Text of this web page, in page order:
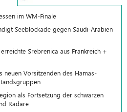
im WM-Finale
Seeblockade gegen Saudi-Arabien
Srebrenica aus Frankreich +
neuen Vorsitzenden des Hamas-
als Fortsetzung der schwarzen
Radare